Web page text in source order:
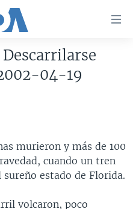
04-19
murieron y más de 100
cuando un tren
estado de Florida.
volcaron, poco